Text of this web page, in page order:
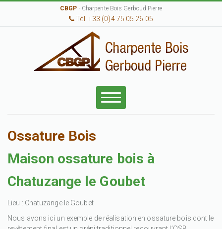
CBGP - Charpente Bois Gerboud Pierre
Tél. +33 (0)4 75 05 26 05
Ossature Bois
Maison ossature bois à
Chatuzange le Goubet
Lieu : Chatuzange le Goubet
Nous avons ici un exemple de réalisation en ossature bois dont le